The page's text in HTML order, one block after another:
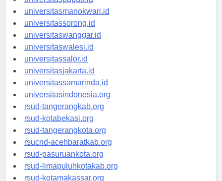
universitaspapua.id
universitasmanokwari.id
universitassorong.id
universitaswanggar.id
universitaswalesi.id
universitassalor.id
universitasjakarta.id
universitassamarinda.id
universitasindonesia.org
rsud-tangerangkab.org
rsud-kotabekasi.org
rsud-tangerangkota.org
rsucnd-acehbaratkab.org
rsud-pasuruankota.org
rsud-limapuluhkotakab.org